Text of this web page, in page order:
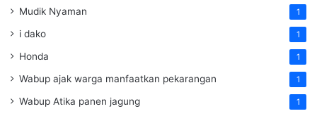
Mudik Nyaman 1
i dako 1
Honda 1
Wabup ajak warga manfaatkan pekarangan 1
Wabup Atika panen jagung 1